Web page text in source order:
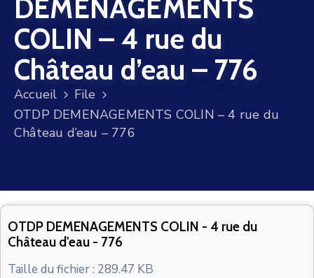
VIE
SOCIALE
TERRE
ET
MER
VOS
DEMENAGEMENTS
COLIN – 4 rue du
Château d’eau – 776
Accueil
File
OTDP DEMENAGEMENTS COLIN – 4 rue du
Château d’eau – 776
OTDP DEMENAGEMENTS COLIN - 4 rue du
Château d'eau - 776
Taille du fichier : 289.47 KB